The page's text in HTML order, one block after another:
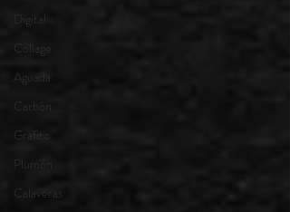
Digital
Collage
Aguada
Carbón
Grafito
Plumón
Calaveras